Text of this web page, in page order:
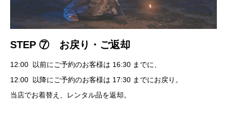
STEP ⑦ お戻り・ご返却
12:00 以前にご予約のお客様は 16:30 までに、
12:00 以降にご予約のお客様は 17:30 までにお戻り。
当店でお着替え、レンタル品を返却。